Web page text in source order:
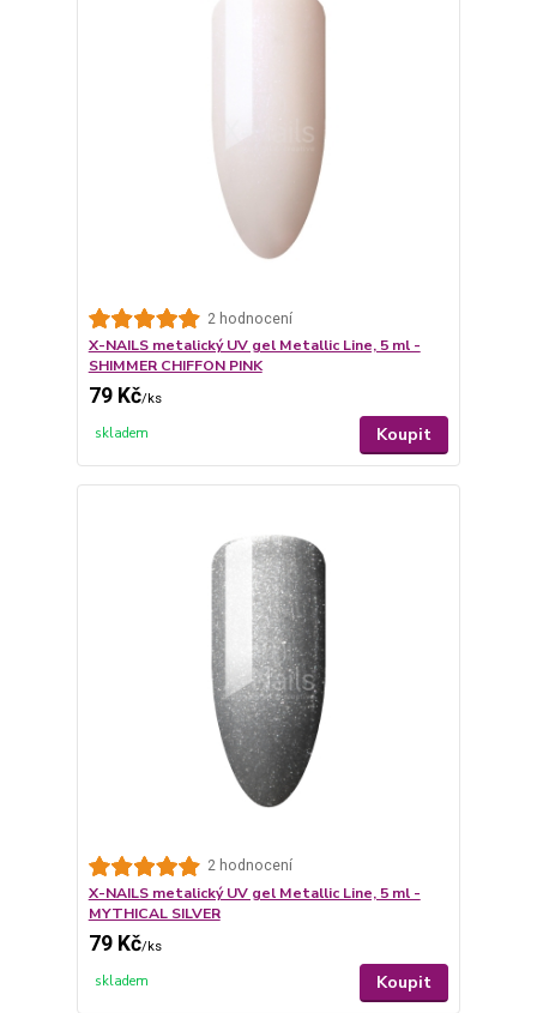
2 hodnocení
X-NAILS metalický UV gel Metallic Line, 5 ml -
SHIMMER CHIFFON PINK
79 Kč/ks
skladem Koupit
2 hodnocení
X-NAILS metalický UV gel Metallic Line, 5 ml -
MYTHICAL SILVER
79 Kč/ks
skladem Koupit